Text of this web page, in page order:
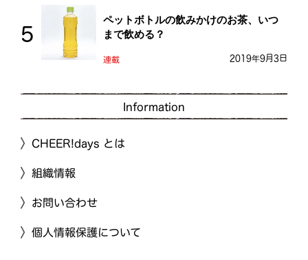
ペットボトルの飲みかけのお茶、いつ
まで飲める？
連載 2019年9月3日
Information
CHEER!days とは
組織情報
お問い合わせ
個人情報保護について